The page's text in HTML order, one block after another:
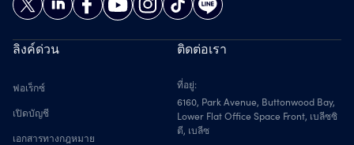
ลิงค์ด่วน
ฟอเร็กซ์
เปิดบัญชี
เอกสารทางกฎหมาย
ติดต่อเรา
ที่อยู่:
6160, Park Avenue, Buttonwood Bay,
Lower Flat Office Space Front, เบลีซซิ
ตี, เบลีซ